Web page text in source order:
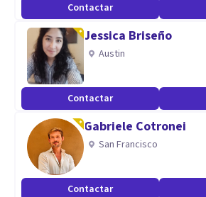
Contactar
Jessica Briseño
Austin
Contactar
Gabriele Cotronei
San Francisco
Contactar